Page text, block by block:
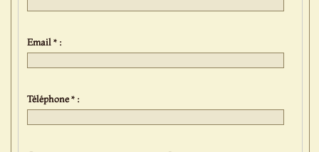
Email * :
Téléphone * :